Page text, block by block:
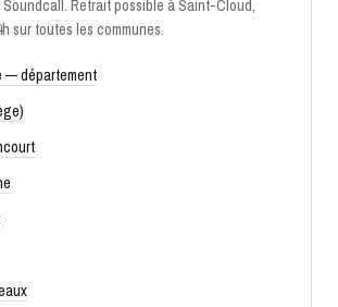
Retrait possible à Saint-Cloud,
sur toutes les communes.
— département